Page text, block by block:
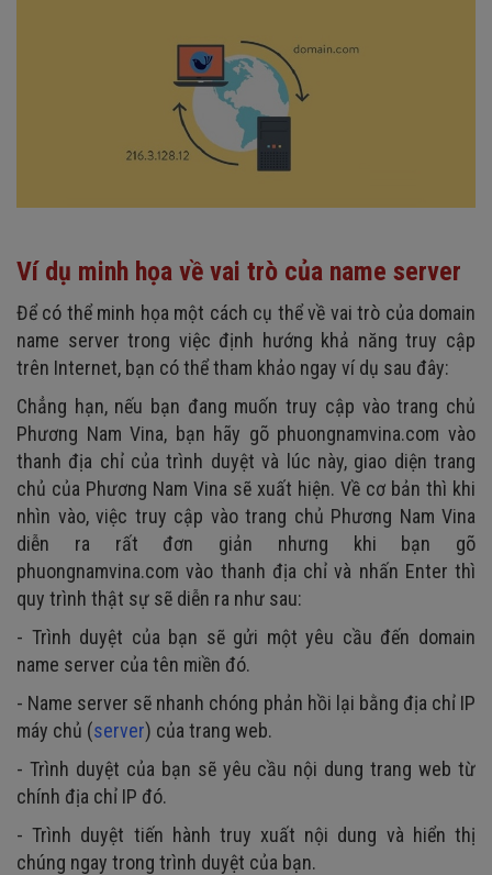
Ví dụ minh họa về vai trò của name server
Để có thể minh họa một cách cụ thể về vai trò của domain
name server trong việc định hướng khả năng truy cập
trên Internet, bạn có thể tham khảo ngay ví dụ sau đây:
Chẳng hạn, nếu bạn đang muốn truy cập vào trang chủ
Phương Nam Vina, bạn hãy gõ phuongnamvina.com vào
thanh địa chỉ của trình duyệt và lúc này, giao diện trang
chủ của Phương Nam Vina sẽ xuất hiện. Về cơ bản thì khi
nhìn vào, việc truy cập vào trang chủ Phương Nam Vina
diễn ra rất đơn giản nhưng khi bạn gõ
phuongnamvina.com vào thanh địa chỉ và nhấn Enter thì
quy trình thật sự sẽ diễn ra như sau:
- Trình duyệt của bạn sẽ gửi một yêu cầu đến domain
name server của tên miền đó.
- Name server sẽ nhanh chóng phản hồi lại bằng địa chỉ IP
máy chủ (server) của trang web.
- Trình duyệt của bạn sẽ yêu cầu nội dung trang web từ
chính địa chỉ IP đó.
- Trình duyệt tiến hành truy xuất nội dung và hiển thị
chúng ngay trong trình duyệt của bạn.